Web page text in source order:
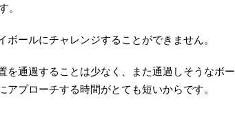
。
ールにチャレンジすることができません。
を通過することは少なく、また通過しそうなボー
プローチする時間がとても短いからです。